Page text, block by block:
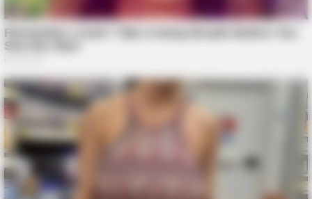
BUZZDAY
Ziemia się zapadła: szokujące odkrycie wewnątrz krateru!